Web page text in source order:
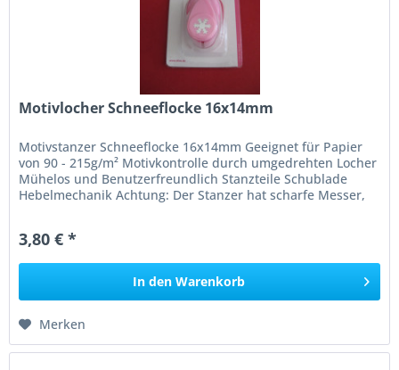
Motivlocher Schneeflocke 16x14mm
Motivstanzer Schneeflocke 16x14mm Geeignet für Papier
von 90 - 215g/m² Motivkontrolle durch umgedrehten Locher
Mühelos und Benutzerfreundlich Stanzteile Schublade
Hebelmechanik Achtung: Der Stanzer hat scharfe Messer,
3,80 € *
In den Warenkorb
Merken